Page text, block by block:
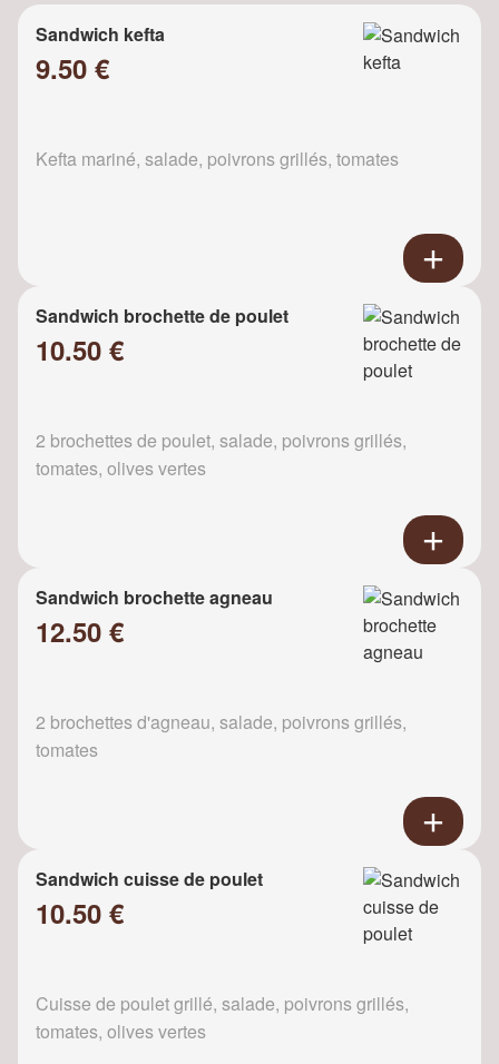
Sandwich kefta
9.50 €
Kefta mariné, salade, poivrons grillés, tomates
Sandwich brochette de poulet
10.50 €
2 brochettes de poulet, salade, poivrons grillés,
tomates, olives vertes
Sandwich brochette agneau
12.50 €
2 brochettes d'agneau, salade, poivrons grillés,
tomates
Sandwich cuisse de poulet
10.50 €
Cuisse de poulet grillé, salade, poivrons grillés,
tomates, olives vertes